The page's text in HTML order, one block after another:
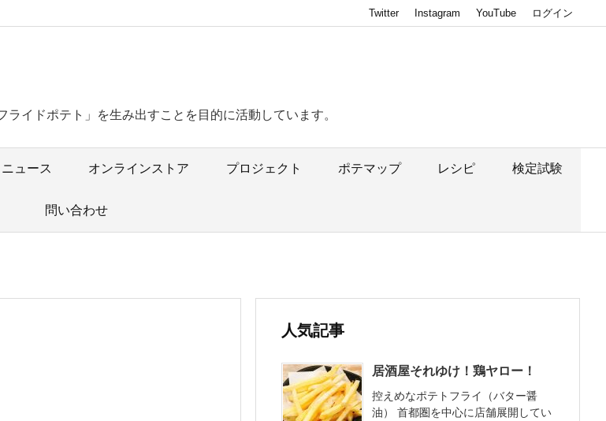
イドポテト」を生み出すことを目的に活動しています。
ニュース オンラインストア プロジェクト ポテマップ レシピ 検定試験
問い合わせ
Twitter Instagram YouTube ログイン
人気記事
居酒屋それゆけ！鶏ヤロー！
控えめなポテトフライ（バター醤
油） 首都圏を中心に店舗展開してい